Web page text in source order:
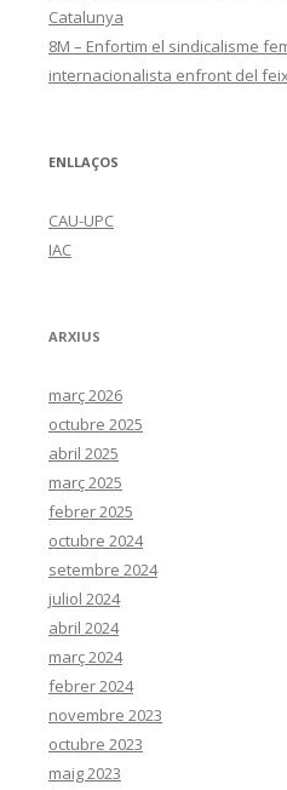
Catalunya
8M – Enfortim el sindicalisme
internacionalista enfront del
ENLLAÇOS
CAU-UPC
IAC
ARXIUS
març 2026
octubre 2025
abril 2025
març 2025
febrer 2025
octubre 2024
setembre 2024
juliol 2024
abril 2024
març 2024
febrer 2024
novembre 2023
octubre 2023
maig 2023